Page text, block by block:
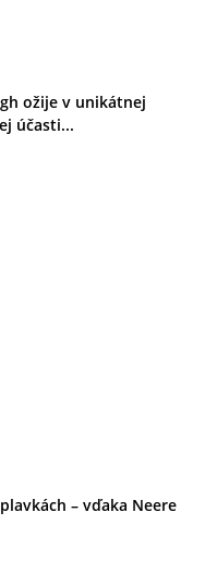
ožije v unikátnej
účasti...
– vďaka Neere